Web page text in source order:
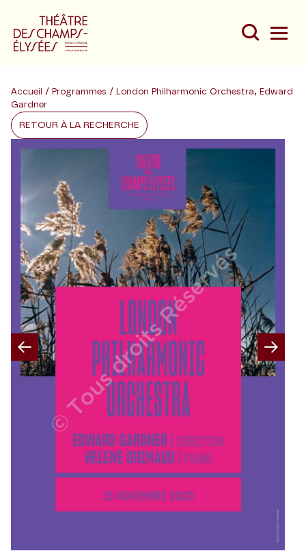
Du
Accueil / Programmes / London Philharmonic Orchestra, Edward
Gardner
RETOUR À LA RECHERCHE
Previous